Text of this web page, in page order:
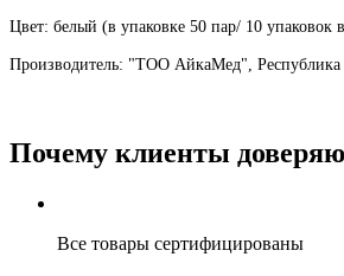
Цвет: белый (в упаковке 50 пар/ 10 упаковок
Производитель: "ТОО АйкаМед", Республика
Почему клиенты
Все товары сертифицированы